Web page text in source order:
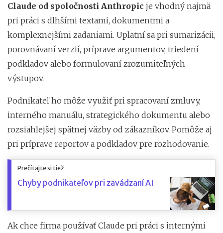
Claude od spoločnosti Anthropic je vhodný najmä
pri práci s dlhšími textami, dokumentmi a
komplexnejšími zadaniami. Uplatní sa pri sumarizácii,
porovnávaní verzií, príprave argumentov, triedení
podkladov alebo formulovaní zrozumiteľných
výstupov.
Podnikateľ ho môže využiť pri spracovaní zmluvy,
interného manuálu, strategického dokumentu alebo
rozsiahlejšej spätnej väzby od zákazníkov. Pomôže aj
pri príprave reportov a podkladov pre rozhodovanie.
Prečítajte si tiež
Chyby podnikateľov pri zavádzaní AI
Ak chce firma používať Claude pri práci s internými